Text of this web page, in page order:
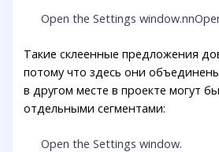
Open the Settings
Такие склеенные предложения
потому что здесь они
в другом месте в проекте могут
отдельными сегментами:
Open the Settings window.